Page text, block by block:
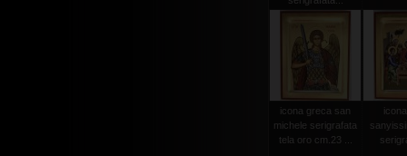
icona greca san
michele serigrafata
tela oro cm.23 ...